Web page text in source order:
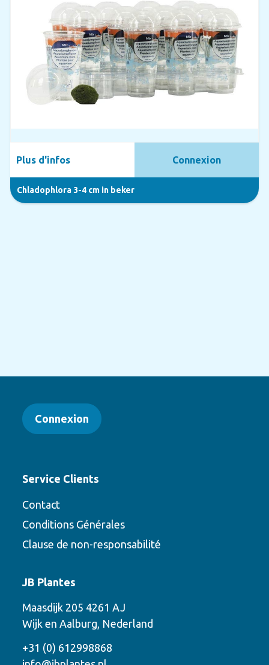
Chladophlora 3-4 cm in beker
Plus d'infos Connexion
options suivantes
Connexion
Service Clients
Contact
Conditions Générales
Clause de non-responsabilité
JB Plantes
Maasdijk 205 4261 AJ
Wijk en Aalburg, Nederland
+31 (0) 612998868